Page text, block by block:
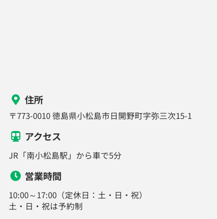
住所
〒773-0010 徳島県小松島市日開野町字弥三次15-1
アクセス
JR「南小松島駅」から車で5分
営業時間
10:00～17:00（定休日：土・日・祝）
土・日・祝は予約制